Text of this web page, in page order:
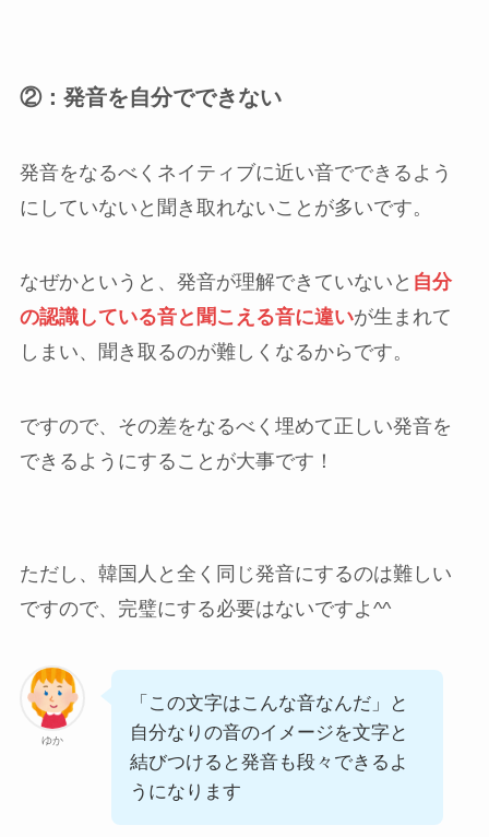
②：発音を自分でできない
発音をなるべくネイティブに近い音でできるよう
にしていないと聞き取れないことが多いです。
なぜかというと、発音が理解できていないと 自分
の認識している音と聞こえる音に違いが生まれて
しまい、聞き取るのが難しくなるからです。
ですので、その差をなるべく埋めて正しい発音を
できるようにすることが大事です！
ただし、韓国人と全く同じ発音にするのは難しい
ですので、完璧にする必要はないですよ^^
ゆか
「この文字はこんな音なんだ」と
自分なりの音のイメージを文字と
結びつけると発音も段々できるよ
うになります